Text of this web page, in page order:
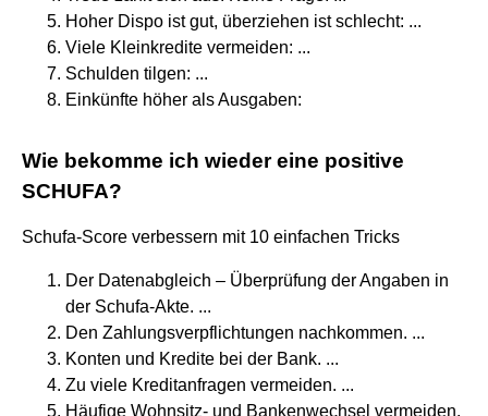
Hoher Dispo ist gut, überziehen ist schlecht: ...
Viele Kleinkredite vermeiden: ...
Schulden tilgen: ...
Einkünfte höher als Ausgaben:
Wie bekomme ich wieder eine positive
SCHUFA?
Schufa-Score verbessern mit 10 einfachen Tricks
Der Datenabgleich – Überprüfung der Angaben in
der Schufa-Akte. ...
Den Zahlungsverpflichtungen nachkommen. ...
Konten und Kredite bei der Bank. ...
Zu viele Kreditanfragen vermeiden. ...
Häufige Wohnsitz- und Bankenwechsel vermeiden.